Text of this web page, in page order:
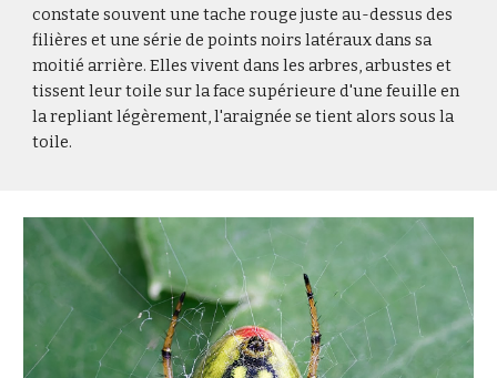
constate souvent une tache rouge juste au-dessus des
filières et une série de points noirs latéraux dans sa
moitié arrière. Elles vivent dans les arbres, arbustes et
tissent leur toile sur la face supérieure d'une feuille en
la repliant légèrement, l'araignée se tient alors sous la
toile.